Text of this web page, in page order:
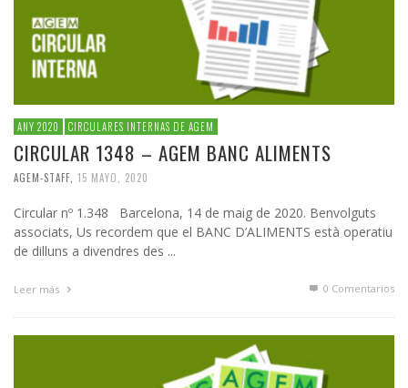
ANY 2020 CIRCULARES INTERNAS DE AGEM
CIRCULAR 1348 – AGEM BANC ALIMENTS
AGEM-STAFF 15 MAYO, 2020
Circular nº 1.348 Barcelona, 14 de maig de 2020. Benvolguts
associats, Us recordem que el BANC D’ALIMENTS està operatiu
de dilluns a divendres des ...
Leer más 0 Comentarios